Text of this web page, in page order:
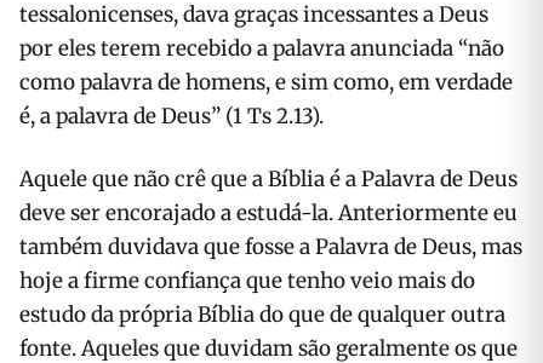
tessalonicenses, dava graças incessantes a Deus
por eles terem recebido a palavra anunciada “não
como palavra de homens, e sim como, em verdade
é, a palavra de Deus” (1 Ts 2.13).
Aquele que não crê que a Bíblia é a Palavra de Deus
deve ser encorajado a estudá-la. Anteriormente eu
também duvidava que fosse a Palavra de Deus, mas
hoje a firme confiança que tenho veio mais do
estudo da própria Bíblia do que de qualquer outra
fonte. Aqueles que duvidam são geralmente os que